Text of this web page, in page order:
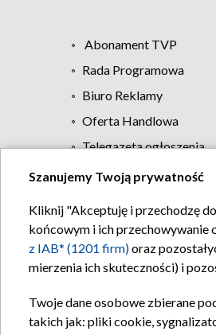
Abonament TVP
Rada Programowa
Biuro Reklamy
Oferta Handlowa
Telegazeta ogłoszenia
Szanujemy Twoją prywatność
Kliknij "Akceptuję i przechodzę
końcowym i ich przechowywanie
z IAB* (1201 firm)oraz
mierzenia ich skuteczności) i
Twoje dane osobowe zbierane
takich jak: pliki cookie,